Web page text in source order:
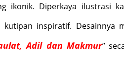
ikonik. Diperkaya ilustrasi
kutipan inspiratif. Desainnya
Adil dan Makmur”